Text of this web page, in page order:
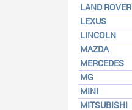
LAND ROVER
LEXUS
LINCOLN
MAZDA
MERCEDES
MG
MINI
MITSUBISHI